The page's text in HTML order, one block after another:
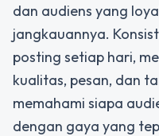
dan audiens yang
jangkauannya.
posting setiap hari,
kualitas, pesan, dan
memahami siapa
dengan gaya yang